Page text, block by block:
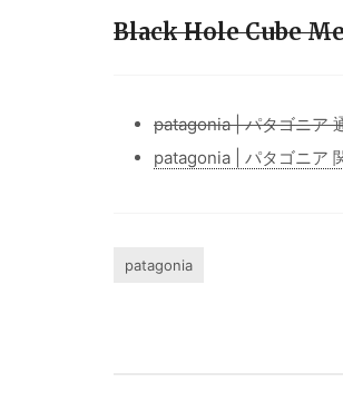
Black Hole Cube
patagonia | パタゴニア
patagonia | パタゴニア
patagonia